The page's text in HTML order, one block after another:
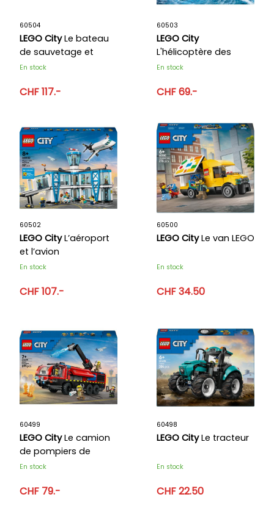
60504
LEGO CityLe bateau
de sauvetage et
l’hélicoptère des
En stock
CHF 117.-
60503
LEGO City
L'hélicoptère des
garde-côtes
En stock
CHF 69.-
60502
LEGO CityL’aéroport
et l’avion
En stock
CHF 107.-
60500
LEGO CityLe van LEGO
En stock
CHF 34.50
60499
LEGO CityLe camion
de pompiers de
l'aéroport
En stock
CHF 79.-
60498
LEGO CityLe tracteur
En stock
CHF 22.50